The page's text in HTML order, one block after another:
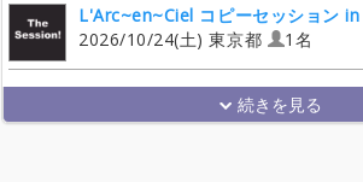
L'Arc~en~Ciel コピーセッション in
2026/10/24(土) 東京都
1名